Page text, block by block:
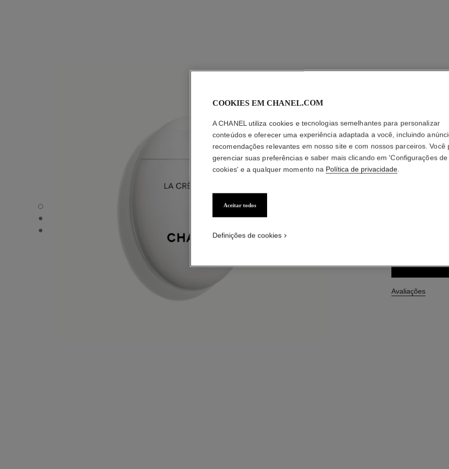
LA CRÈME MAIN - visão padrão
LA CRÈME MAIN - Visualização alternativa 1
LA CRÈME MAIN - Visualização de textura básica
LA
Nutrição –
Mais detalhes
Avaliações
COOKIES EM CHANEL.COM
A CHANEL utiliza cookies e tecnologias semelhantes para personalizar
conteúdos e oferecer uma experiência adaptada a você, incluindo
recomendações relevantes em nosso site e com nossos parceiros. Você
gerenciar suas preferências e saber mais clicando em 'Configurações de
cookies' e a qualquer momento na Política de privacidade.
Aceitar todos
Definições de cookies